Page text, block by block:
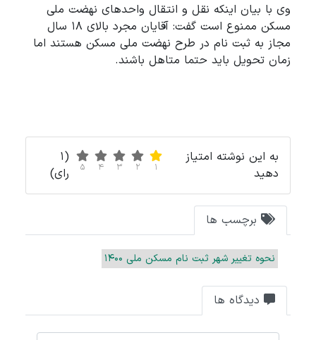
وی با بیان اینکه نقل و انتقال واحدهای نهضت ملی
مسکن ممنوع است گفت: آقایان مجرد بالای ۱۸ سال
مجاز به ثبت نام در طرح نهضت ملی مسکن هستند اما
زمان تحویل باید حتما متاهل باشند.
به این نوشته امتیاز
دهید
1
2
3
4
5
(1
رای)
برچسب ها
نحوه تغییر شهر ثبت نام مسکن ملی 1400
دیدگاه ها